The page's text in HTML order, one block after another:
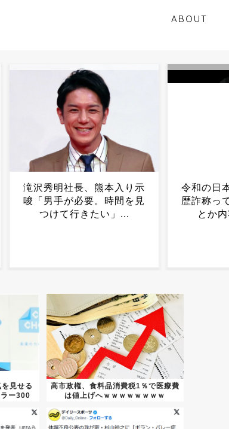
ABOUT
令和の日本人「履歴書の職
歴詐称ってバレない？期間
とか内容とか？」...
「4月から
率１％に
民党内
見せる
ー300
高市政権、食料品消費税1％で医療費
は値上げへｗｗｗｗｗｗｗｗ